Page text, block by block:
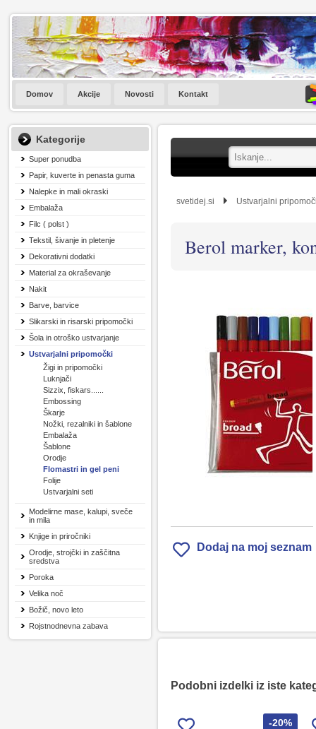
Domov Akcije Novosti Kontakt
Kategorije
Super ponudba
Papir, kuverte in penasta guma
Nalepke in mali okraski
Embalaža
Filc ( polst )
Tekstil, šivanje in pletenje
Dekorativni dodatki
Material za okraševanje
Nakit
Barve, barvice
Slikarski in risarski pripomočki
Šola in otroško ustvarjanje
Ustvarjalni pripomočki
Žigi in pripomočki
Luknjači
Sizzix, fiskars......
Embossing
Škarje
Nožki, rezalniki in šablone
Embalaža
Šablone
Orodje
Flomastri in gel peni
Folije
Ustvarjalni seti
Modelirne mase, kalupi, sveče
in mila
Knjige in priročniki
Orodje, strojčki in zaščitna
sredstva
Poroka
Velika noč
Božič, novo leto
Rojstnodnevna zabava
svetidej.si Ustvarjalni
Berol marker,
Dodaj na moj seznam
Podobni izdelki iz iste
-20%